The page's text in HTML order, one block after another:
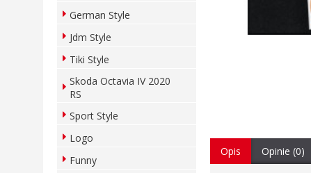
German Style
Jdm Style
Tiki Style
Skoda Octavia IV 2020
RS
Sport Style
Logo
Funny
Opis Opinie (0)